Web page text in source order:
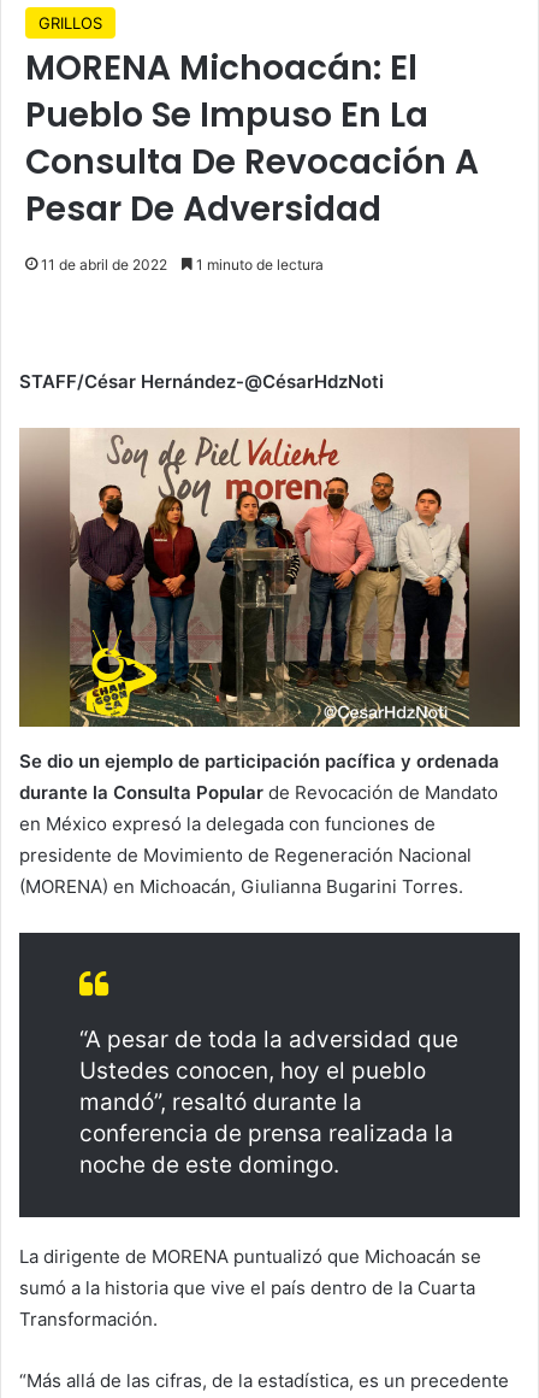
GRILLOS
MORENA Michoacán: El
Pueblo Se Impuso En La
Consulta De Revocación A
Pesar De Adversidad
11 de abril de 2022 1 minuto de lectura
STAFF/César Hernández-@CésarHdzNoti
Se dio un ejemplo de participación pacífica y ordenada
durante la Consulta Popular de Revocación de Mandato
en México expresó la delegada con funciones de
presidente de Movimiento de Regeneración Nacional
(MORENA) en Michoacán, Giulianna Bugarini Torres.
“A pesar de toda la adversidad que
Ustedes conocen, hoy el pueblo
mandó”, resaltó durante la
conferencia de prensa realizada la
noche de este domingo.
La dirigente de MORENA puntualizó que Michoacán se
sumó a la historia que vive el país dentro de la Cuarta
Transformación.
“Más allá de las cifras, de la estadística, es un precedente